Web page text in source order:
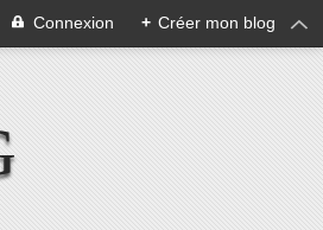
Connexion + Créer mon blog